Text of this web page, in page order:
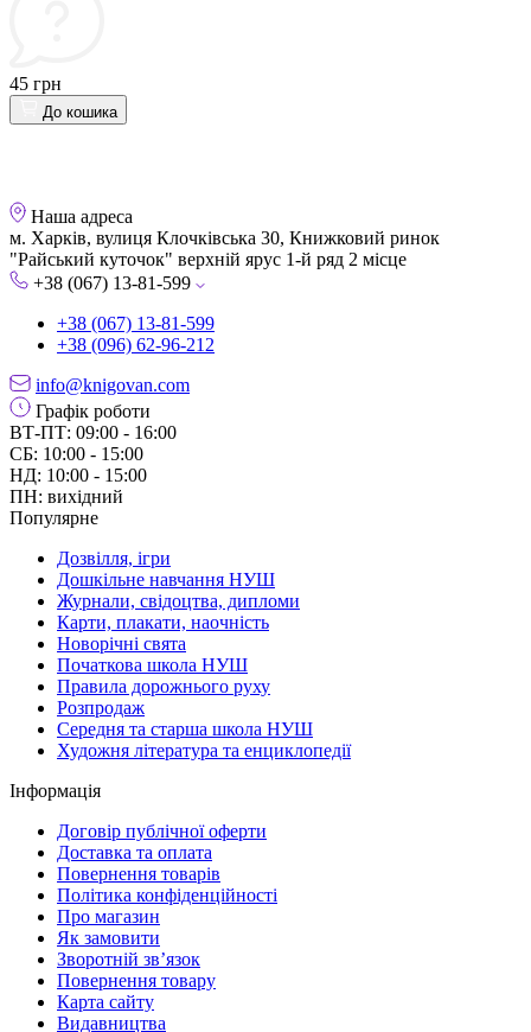
45 грн
До кошика
Наша адреса
м. Харків, вулиця Клочківська 30, Книжковий ринок
"Райський куточок" верхній ярус 1-й ряд 2 місце
+38 (067) 13-81-599
+38 (067) 13-81-599
+38 (096) 62-96-212
info@knigovan.com
Графік роботи
ВТ-ПТ: 09:00 - 16:00
СБ: 10:00 - 15:00
НД: 10:00 - 15:00
ПН: вихідний
Популярне
Дозвілля, ігри
Дошкільне навчання НУШ
Журнали, свідоцтва, дипломи
Карти, плакати, наочність
Новорічні свята
Початкова школа НУШ
Правила дорожнього руху
Розпродаж
Середня та старша школа НУШ
Художня література та енциклопедії
Інформація
Договір публічної оферти
Доставка та оплата
Повернення товарів
Політика конфіденційності
Про магазин
Як замовити
Зворотній зв’язок
Повернення товару
Карта сайту
Видавництва